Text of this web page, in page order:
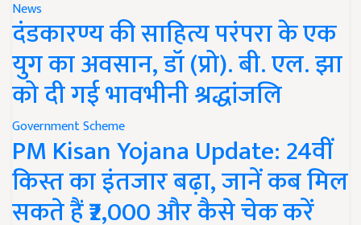
News
दंडकारण्य की साहित्य परंपरा के एक
युग का अवसान, डॉ (प्रो). बी. एल. झा
को दी गई भावभीनी श्रद्धांजलि
Government Scheme
PM Kisan Yojana Update: 24वीं
किस्त का इंतजार बढ़ा, जानें कब मिल
सकते हैं ₹2,000 और कैसे चेक करें